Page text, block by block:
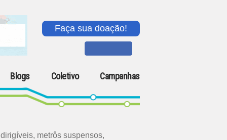
Faça sua doação!
Blogs Coletivo Campanhas
metrôs suspensos,